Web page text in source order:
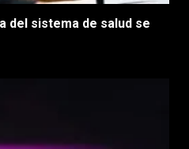
del sistema de salud se